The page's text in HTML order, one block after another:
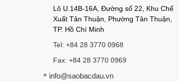
Lô U.14B-16A, Đường số 22, Khu Chế
Xuất Tân Thuận, Phường Tân Thuận,
TP. Hồ Chí Minh
Tel: +84 28 3770 0968
Fax: +84 28 3770 0969
* info@saobacdau.vn